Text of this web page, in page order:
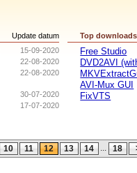
Update datum
15-09-2020
22-08-2020
22-08-2020
30-07-2020
17-07-2020
Top downloads
Free Studio
DVD2AVI
AVI-Mux GUI
FixVTS
10 11 12 13 14 ... 18